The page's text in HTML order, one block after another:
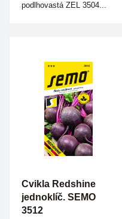
podlhovastá ZEL 3504...
Cvikla Redshine
jednoklíč. SEMO
3512